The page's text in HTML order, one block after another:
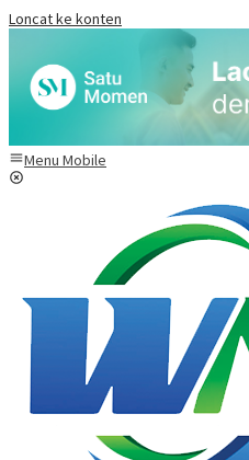
Loncat ke konten
Menu Mobile